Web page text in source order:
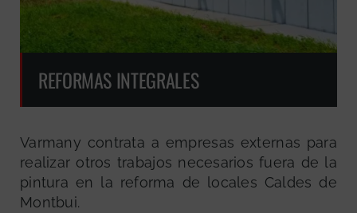
REFORMAS INTEGRALES
Varmany contrata a empresas externas para
realizar otros trabajos necesarios fuera de la
pintura en la reforma de locales Caldes de
Montbui.